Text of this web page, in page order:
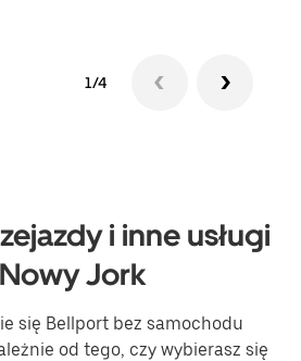
1/4
i inne usługi
Jork
się Bellport bez samochodu
od tego, czy wybierasz się